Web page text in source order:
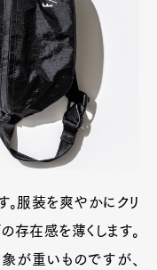
服装を爽やかにクリ
存在感を薄くします。
が重いものですが、